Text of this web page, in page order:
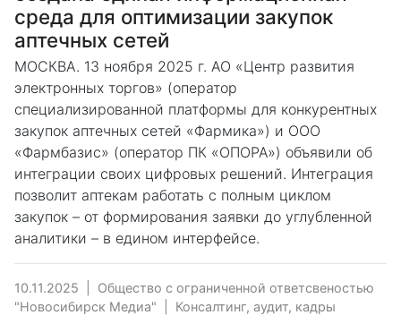
среда для оптимизации закупок
аптечных сетей
МОСКВА. 13 ноября 2025 г. АО «Центр развития
электронных торгов» (оператор
специализированной платформы для конкурентных
закупок аптечных сетей «Фармика») и ООО
«Фармбазис» (оператор ПК «ОПОРА») объявили об
интеграции своих цифровых решений. Интеграция
позволит аптекам работать с полным циклом
закупок – от формирования заявки до углубленной
аналитики – в едином интерфейсе.
10.11.2025
Общество с ограниченной ответсвеностью
"Новосибирск Медиа"
Консалтинг, аудит, кадры